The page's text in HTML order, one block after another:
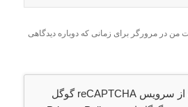
من در مرورگر برای زمانی که دوباره دیدگاهی
برای امنیت، استفاده از سرویس reCAPTCHA گوگل